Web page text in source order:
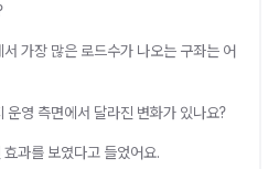
가장 많은 로드수가 나오는 구좌는 어
운영 측면에서 달라진 변화가 있나요?
과를 보였다고 들었어요.